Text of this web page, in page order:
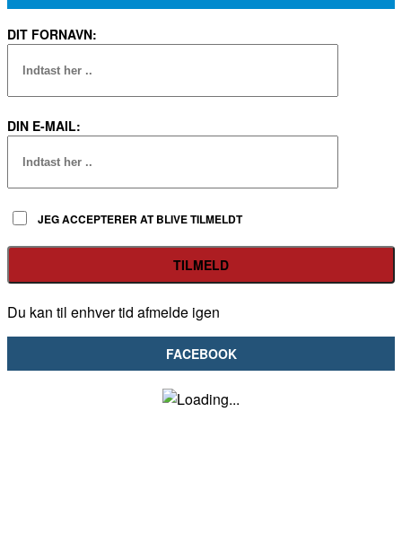
DIT FORNAVN:
DIN E-MAIL:
JEG ACCEPTERER AT BLIVE TILMELDT
Du kan til enhver tid afmelde igen
FACEBOOK